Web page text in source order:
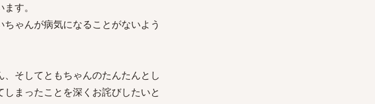
す。
ゃんが病気になることがないよう
そしてともちゃんのたんたんとし
まったことを深くお詫びしたいと